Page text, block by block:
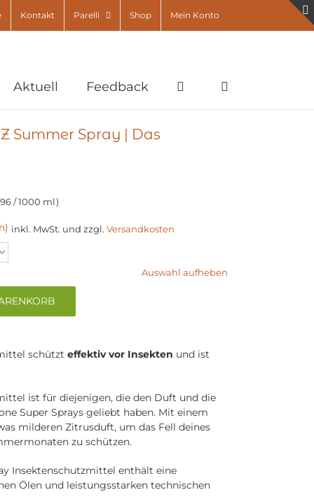
Kontakt Parelli Shop Mein Konto
Aktuell Feedback
Summer Spray | Das
/1000 ml
inkl. MwSt. und zzgl.Versandkosten
Auswahl aufheben
schützt effektiv vor Insekten und ist
ist für diejenigen, die den Duft und die
Super Sprays geliebt haben. Mit einem
milderen Zitrusduft, um das Fell deines
zu schützen.
Insektenschutzmittel enthält eine
Ölen und leistungsstarken technischen